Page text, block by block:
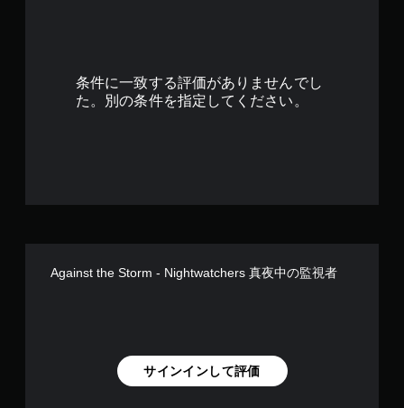
条件に一致する評価がありませんでし
た。別の条件を指定してください。
Against the Storm - Nightwatchers 真夜中の監視者
サインインして評価